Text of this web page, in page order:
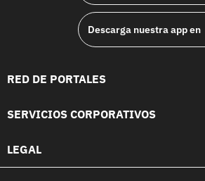
Descarga nuestra app en
RED DE PORTALES
SERVICIOS CORPORATIVOS
LEGAL